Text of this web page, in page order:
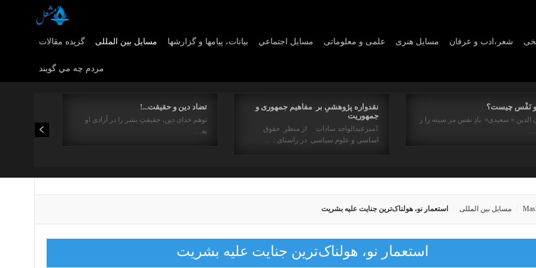
گزیده مقالات مسایل بین المللی بیانات، پیامها و گزارشها مسايل اجتماعي علمی و معلوماتی مسايل هنری شعر،ادب و عرفان
مردم چه مي گويند
تضاد دین و حقیقت...!
توهم خدای دین، حقیقتِ بشر را در آزادی او
به…
نقدواره پژوهشیِ بر مفاهیم جمهوری و
جمهوریت
1میرعبدالواحد سادات از منظر حقوق
اساسی و علوم سیاسی در راستای : …
و نَفْس چیست؟
الدین « سعیدی» بادِ نفس مر سینه را ز
مسایل بین المللی استعمار نو، هولناک‌ترین جنایت علیه بشریت
استعمار نو، هولناک‌ترین جنایت علیه بشریت